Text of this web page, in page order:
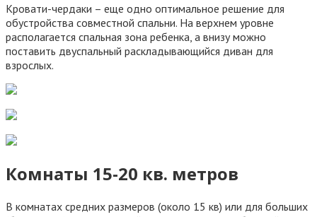
Кровати-чердаки – еще одно оптимальное решение для
обустройства совместной спальни. На верхнем уровне
располагается спальная зона ребенка, а внизу можно
поставить двуспальный раскладывающийся диван для
взрослых.
Комнаты 15-20 кв. метров
В комнатах средних размеров (около 15 кв) или для больших